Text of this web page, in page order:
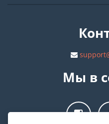
Мы в